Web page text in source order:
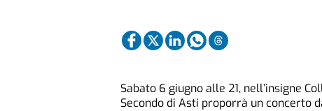
Sabato 6 giugno alle 21, nell’insigne
Secondo di Asti proporrà un concerto